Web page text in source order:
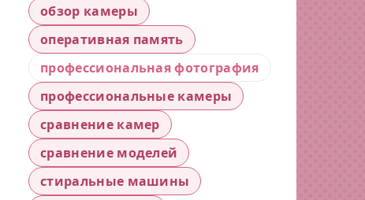
обзор камеры
оперативная память
профессиональная фотография
профессиональные камеры
сравнение камер
сравнение моделей
стиральные машины